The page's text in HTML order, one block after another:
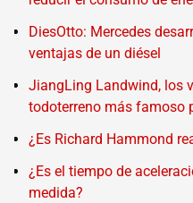
DiesOtto: Mercedes
ventajas de un diésel
JiangLing Landwind, los
todoterreno más famoso
¿Es Richard Hammond
¿Es el tiempo de
medida?